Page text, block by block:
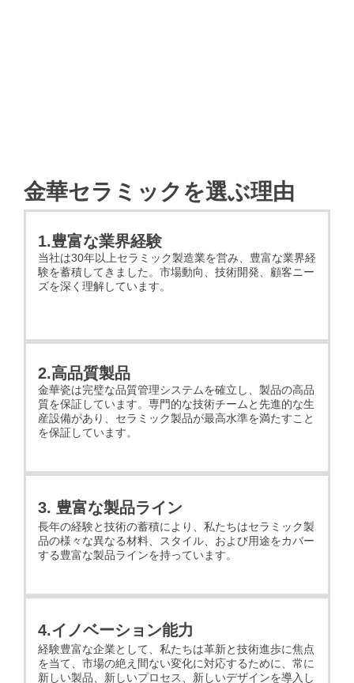
金華セラミックを選ぶ理由
1.豊富な業界経験
当社は30年以上セラミック製造業を営み、豊富な業界経
験を蓄積してきました。市場動向、技術開発、顧客ニー
ズを深く理解しています。
2.高品質製品
金華瓷は完璧な品質管理システムを確立し、製品の高品
質を保証しています。専門的な技術チームと先進的な生
産設備があり、セラミック製品が最高水準を満たすこと
を保証しています。
3. 豊富な製品ライン
長年の経験と技術の蓄積により、私たちはセラミック製
品の様々な異なる材料、スタイル、および用途をカバー
する豊富な製品ラインを持っています。
4.イノベーション能力
経験豊富な企業として、私たちは革新と技術進歩に焦点
を当て、市場の絶え間ない変化に対応するために、常に
新しい製品、新しいプロセス、新しいデザインを導入し